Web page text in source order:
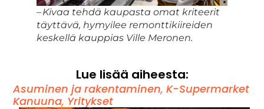
– Kivaa tehdä kaupasta omat kriteerit
täyttävä, hymyilee remonttikiireiden
keskellä kauppias Ville Meronen.
Lue lisää aiheesta:
Asuminen ja rakentaminen,K-Supermarket
Kanuuna, Yritykset